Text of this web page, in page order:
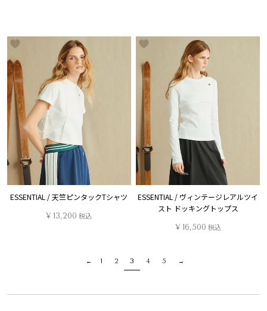
ESSENTIAL / 天竺ピンタックTシャツ
¥ 13,200 税込
ESSENTIAL / ヴィンテージレアルツイ
スト ドッキングトップス
¥ 16,500 税込
1 2 3 4 5